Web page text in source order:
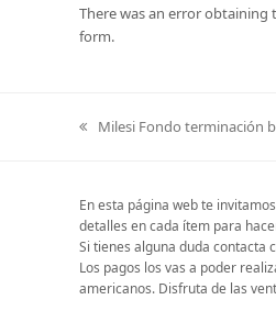
There was an error obtaining
form.
previous
Milesi Fondo terminación
En esta página web te
detalles en cada ítem para
Si tienes alguna duda contacta
Los pagos los vas a poder
americanos. Disfruta de las